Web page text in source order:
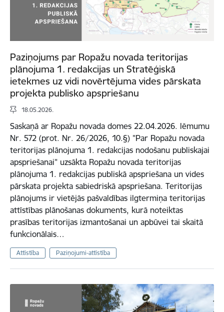
Paziņojums par Ropažu novada teritorijas
plānojuma 1. redakcijas un Stratēģiskā
ietekmes uz vidi novērtējuma vides pārskata
projekta publisko apspriešanu
18.05.2026.
Saskaņā ar Ropažu novada domes 22.04.2026. lēmumu
Nr. 572 (prot. Nr. 26/2026, 10.§) "Par Ropažu novada
teritorijas plānojuma 1. redakcijas nodošanu publiskajai
apspriešanai" uzsākta Ropažu novada teritorijas
plānojuma 1. redakcijas publiskā apspriešana un vides
pārskata projekta sabiedriskā apspriešana. Teritorijas
plānojums ir vietējās pašvaldības ilgtermiņa teritorijas
attīstības plānošanas dokuments, kurā noteiktas
prasības teritorijas izmantošanai un apbūvei tai skaitā
funkcionālais…
Attīstība Paziņojumi-attīstība